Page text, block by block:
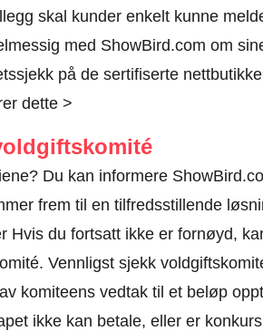
skal kunder enkelt kunne
med ShowBird.com om
på de sertifiserte
dette >
Du kan informere
frem til en tilfredsstillende
Hvis du fortsatt ikke er fornøyd,
Vennligst sjekk
komiteens vedtak til et beløp
ikke kan betale, eller er